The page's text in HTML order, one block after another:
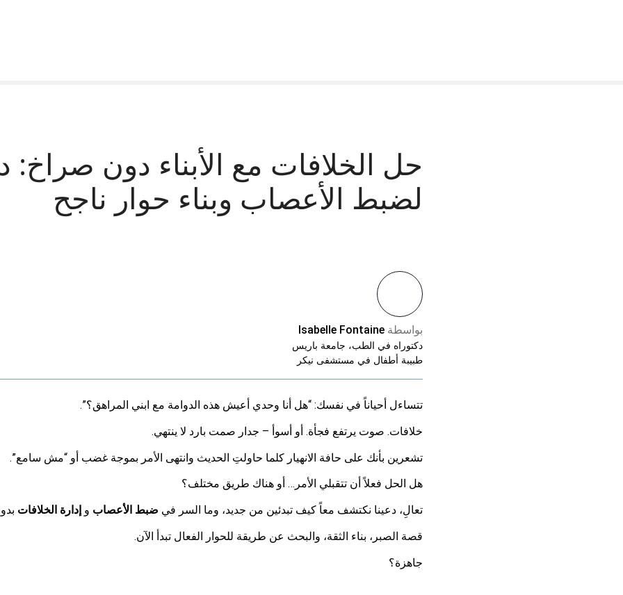
حل الخلافات مع الأبناء دون صراخ:
لضبط الأعصاب وبناء حوار ناجح
بواسطة Isabelle Fontaine
دكتوراه في الطب، جامعة باريس
طبيبة أطفال في مستشفى نيكر
تتساءل أحياناً في نفسك: “هل أنا وحدي أعيش هذه الدوامة مع ابني المراهق؟”.
خلافات. صوت يرتفع فجأة. أو أسوأ – جدار صمت بارد لا ينتهي.
تشعرين بأنك على حافة الانهيار كلما حاولتِ الحديث وانتهى الأمر بموجة غضب أو “مش سامع”.
هل الحل فعلاً أن تتقبلي الأمر… أو هناك طريق مختلف؟
تعالِ، دعينا نكتشف معاً كيف تبدئين من جديد، وما السر في ضبط الأعصاب و إدارة الخلافات
قصة الصبر، بناء الثقة، والبحث عن طريقة للحوار الفعال تبدأ الآن.
جاهزة؟